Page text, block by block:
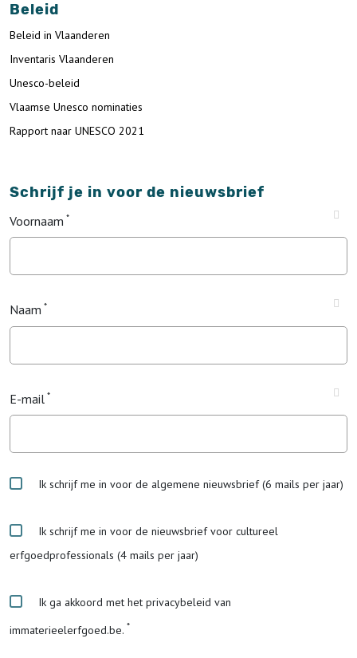
Beleid
Beleid in Vlaanderen
Inventaris Vlaanderen
Unesco-beleid
Vlaamse Unesco nominaties
Rapport naar UNESCO 2021
Schrijf je in voor de nieuwsbrief
Voornaam
Naam
E-mail
Ik schrijf me in voor de algemene nieuwsbrief (6 mails per jaar)
Ik schrijf me in voor de nieuwsbrief voor cultureel
erfgoedprofessionals (4 mails per jaar)
Ik ga akkoord met het privacybeleid van
immaterieelerfgoed.be.